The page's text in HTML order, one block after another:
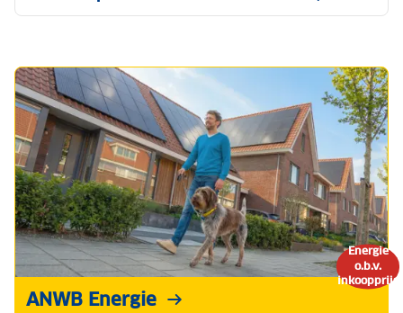
Energie
o.b.v.
inkoopprijs
ANWB Energie